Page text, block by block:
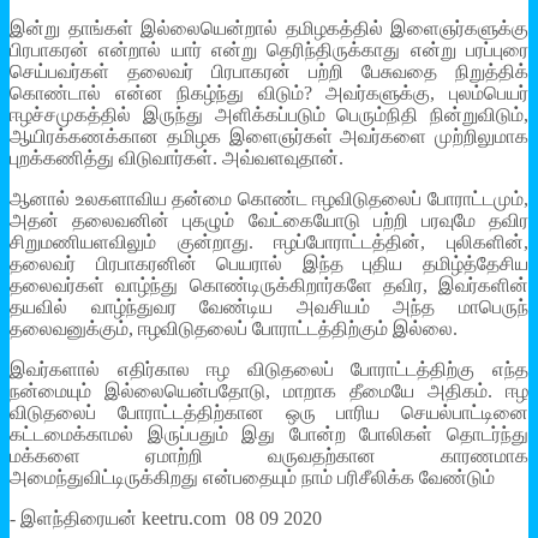
இன்று தாங்கள் இல்லையென்றால் தமிழகத்தில் இளைஞர்களுக்கு
பிரபாகரன் என்றால் யார் என்று தெரிந்திருக்காது என்று பரப்புரை
செய்பவர்கள் தலைவர் பிரபாகரன் பற்றி பேசுவதை நிறுத்திக்
கொண்டால் என்ன நிகழ்ந்து விடும்? அவர்களுக்கு, புலம்பெயர்
ஈழச்சமுகத்தில் இருந்து அளிக்கப்படும் பெரும்நிதி நின்றுவிடும்,
ஆயிரக்கணக்கான தமிழக இளைஞர்கள் அவர்களை முற்றிலுமாக
புறக்கணித்து விடுவார்கள். அவ்வளவுதான்.
ஆனால் உலகளாவிய தன்மை கொண்ட ஈழவிடுதலைப் போராட்டமும்,
அதன் தலைவனின் புகழும் வேட்கையோடு பற்றி பரவுமே தவிர
சிறுமணியளவிலும் குன்றாது. ஈழப்போராட்டத்தின், புலிகளின்,
தலைவர் பிரபாகரனின் பெயரால் இந்த புதிய தமிழ்த்தேசிய
தலைவர்கள் வாழ்ந்து கொண்டிருக்கிறார்களே தவிர, இவர்களின்
தயவில் வாழ்ந்துவர வேண்டிய அவசியம் அந்த மாபெருந்
தலைவனுக்கும், ஈழவிடுதலைப் போராட்டத்திற்கும் இல்லை.
இவர்களால் எதிர்கால ஈழ விடுதலைப் போராட்டத்திற்கு எந்த
நன்மையும் இல்லையென்பதோடு, மாறாக தீமையே அதிகம். ஈழ
விடுதலைப் போராட்டத்திற்கான ஒரு பாரிய செயல்பாட்டினை
கட்டமைக்காமல் இருப்பதும் இது போன்ற போலிகள் தொடர்ந்து
மக்களை ஏமாற்றி வருவதற்கான காரணமாக
அமைந்துவிட்டிருக்கிறது என்பதையும் நாம் பரிசீலிக்க வேண்டும்
- இளந்திரையன் keetru.com 08 09 2020